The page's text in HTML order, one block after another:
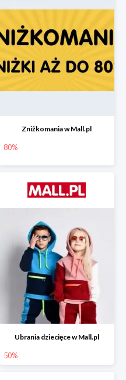
Zniżkomania w Mall.pl
80%
Ubrania dziecięce w Mall.pl
50%